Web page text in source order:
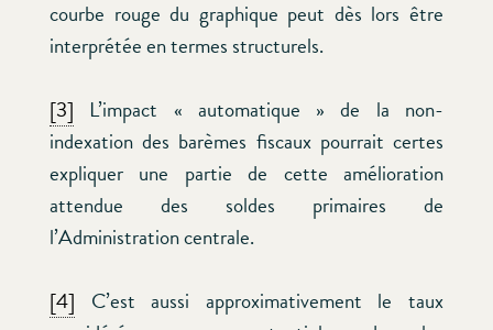
courbe rouge du graphique peut dès lors être
interprétée en termes structurels.
[3] L’impact « automatique » de la non-
indexation des barèmes fiscaux pourrait certes
expliquer une partie de cette amélioration
attendue des soldes primaires de
l’Administration centrale.
[4] C’est aussi approximativement le taux